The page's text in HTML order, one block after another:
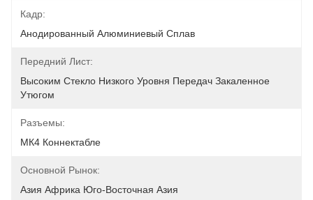
Кадр:
Анодированный Алюминиевый Сплав
Передний Лист:
Высоким Стекло Низкого Уровня Передач Закаленное
Утюгом
Разъемы:
МК4 Коннектабле
Основной Рынок:
Азия Африка Юго-Восточная Азия